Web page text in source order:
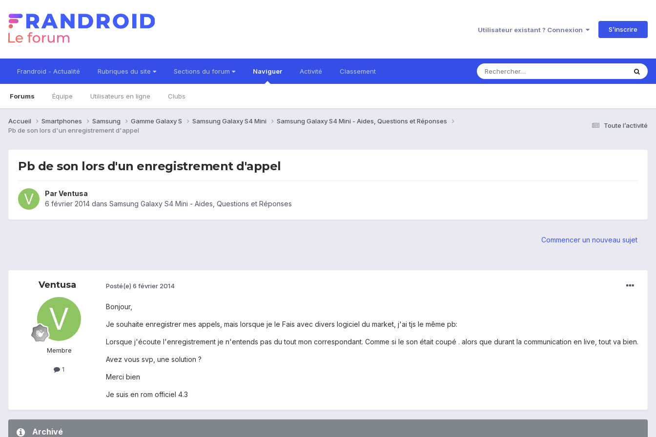
Utilisateur existant ? Connexion S’inscrire
Frandroid - Actualité Rubriques du site Sections du forum Naviguer
Forums Équipe Utilisateurs en ligne Clubs
Activité Classement
Toute l’activité
Accueil Smartphones Samsung Gamme Galaxy S Samsung Galaxy S4 Mini
Samsung Galaxy S4 Mini - Aides, Questions et Réponses
Pb de son lors d'un enregistrement d'appel
Pb de son lors d'un enregistrement d'appel
ParVentusa
6 février 2014 dans Samsung Galaxy S4 Mini - Aides, Questions et Réponses
Commencer un nouveau sujet
Ventusa
Membre
1
Posté(e) 6 février 2014
Bonjour,
Je souhaite enregistrer mes appels, mais lorsque je le Fais avec divers logiciel du market, j'ai tjs le même pb:
Lorsque j'écoute l'enregistrement je n'entends pas du tout mon correspondant. Comme si le son était coupé . alors que durant la communication en live, tout va bien.
Avez vous svp, une solution ?
Merci bien
Je suis en rom officiel 4.3
Archivé